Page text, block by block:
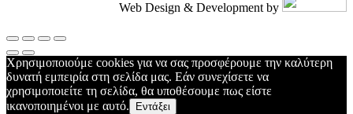
Web Design & Development by
Χρησιμοποιούμε cookies για να σας προσφέρουμε την καλύτερη
δυνατή εμπειρία στη σελίδα μας. Εάν συνεχίσετε να
χρησιμοποιείτε τη σελίδα, θα υποθέσουμε πως είστε
ικανοποιημένοι με αυτό.
Εντάξει